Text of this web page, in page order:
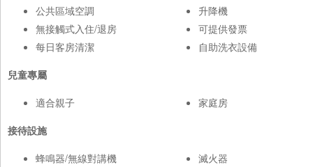
公共區域空調
無接觸式入住/退房
每日客房清潔
升降機
可提供發票
自助洗衣設備
兒童專屬
適合親子
家庭房
接待設施
蜂鳴器/無線對講機
滅火器